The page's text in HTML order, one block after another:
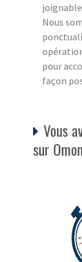
Nous
pour
façon
Vous
sur